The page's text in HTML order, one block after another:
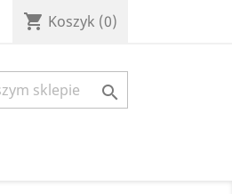
shopping_cart Koszyk (0)
